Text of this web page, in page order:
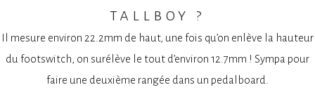
tallboy ?
Il mesure environ 22.2mm de haut, une fois qu’on enlève la hauteur
du footswitch, on surélève le tout d’environ 12.7mm ! Sympa pour
faire une deuxième rangée dans un pedalboard.